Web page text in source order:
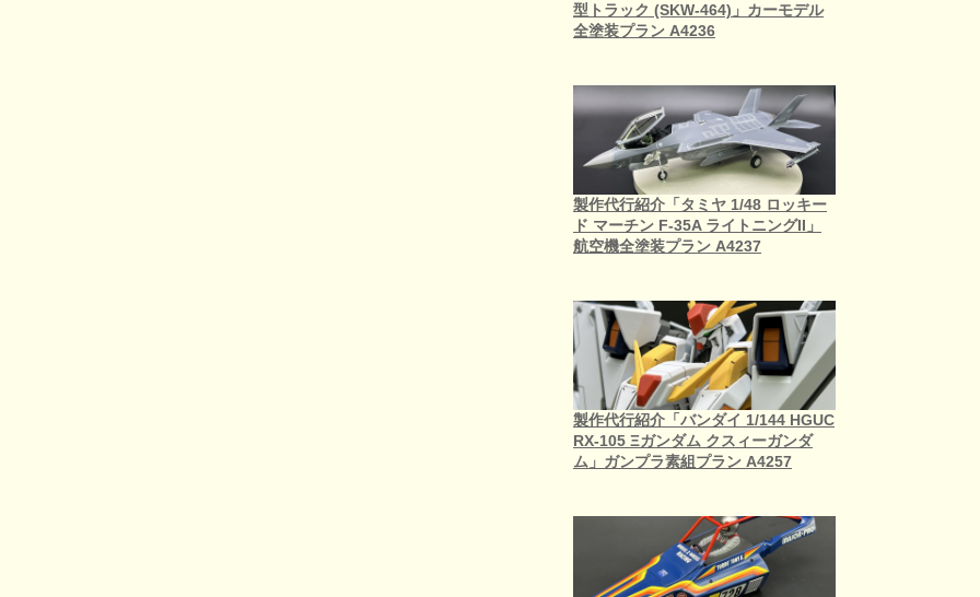
型トラック (SKW-464)」カーモデル
全塗装プラン A4236
製作代行紹介「タミヤ 1/48 ロッキー
ド マーチン F-35A ライトニングII」
航空機全塗装プラン A4237
製作代行紹介「バンダイ 1/144 HGUC
RX-105 Ξガンダム クスィーガンダ
ム」ガンプラ素組プラン A4257